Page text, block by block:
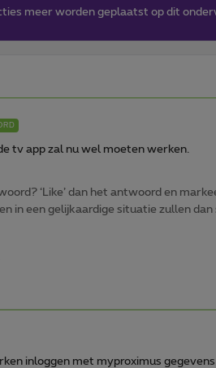
meer worden geplaatst op dit
tv app zal nu wel moeten werken.
‘Like’ dan het antwoord en
in een gelijkaardige situatie zullen
inloggen met myproximus